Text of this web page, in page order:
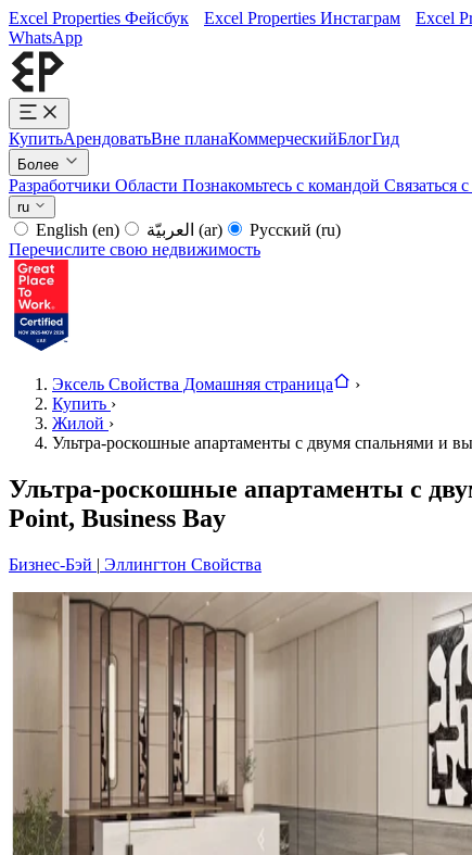
Excel Properties Фейсбук Excel Properties Инстаграм Excel
WhatsApp
КупитьАрендоватьВне планаКоммерческийБлогГид
Более
Разработчики Области Познакомьтесь с командой Связаться
ru
English (en) (ar) Русский (ru)
Перечислите свою недвижимость
Эксель Свойства Домашняя страница
›
Купить ›
Жилой ›
Ультра-роскошные апартаменты с двумя спальнями и
Ультра-роскошные апартаменты с
Point, Business Bay
Бизнес-Бэй | Эллингтон Свойства